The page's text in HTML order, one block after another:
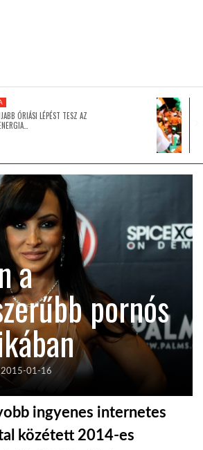
ÓRIÁSI LÉPÉST TESZ AZ
a
pornós
2015-01-16
ingyenes internetes
közétett 2014-es